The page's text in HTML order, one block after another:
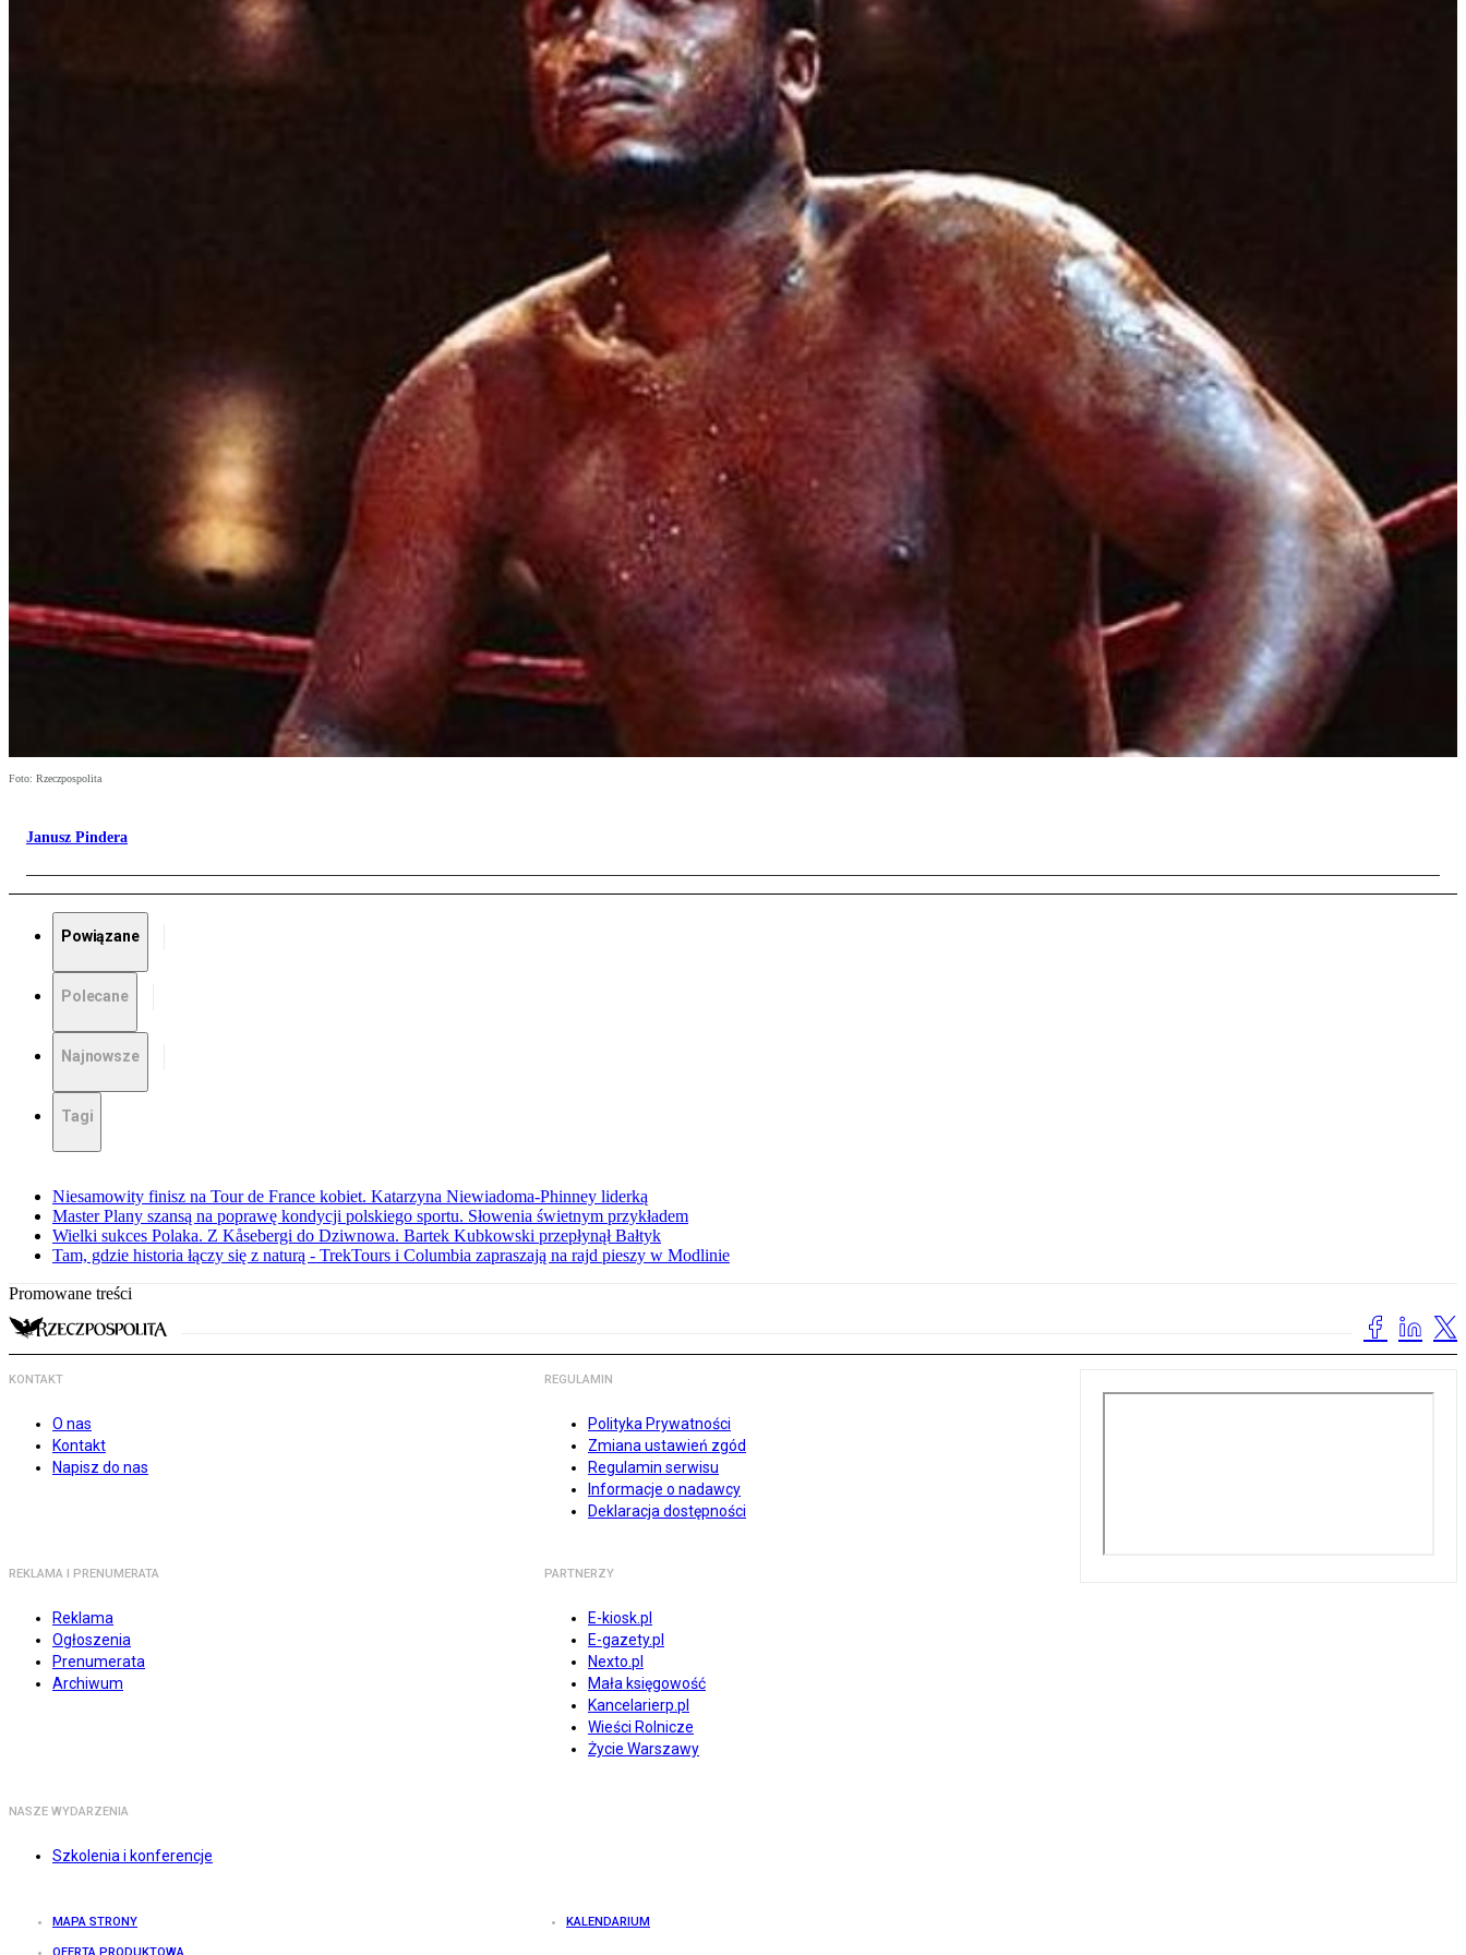
Foto: Rzeczpospolita
Janusz Pindera
Powiązane
Polecane
Najnowsze
Tagi
Niesamowity finisz na Tour de France kobiet. Katarzyna Niewiadoma-Phinney liderką
Master Plany szansą na poprawę kondycji polskiego sportu. Słowenia świetnym przykładem
Wielki sukces Polaka. Z Kåsebergi do Dziwnowa. Bartek Kubkowski przepłynął Bałtyk
Tam, gdzie historia łączy się z naturą - TrekTours i Columbia zapraszają na rajd pieszy w Modlinie
Promowane treści
KONTAKT
O nas
Kontakt
Napisz do nas
REGULAMIN
Polityka Prywatności
Zmiana ustawień zgód
Regulamin serwisu
Informacje o nadawcy
Deklaracja dostępności
REKLAMA I PRENUMERATA
Reklama
Ogłoszenia
Prenumerata
Archiwum
PARTNERZY
E-kiosk.pl
E-gazety.pl
Nexto.pl
Mała księgowość
Kancelarierp.pl
Wieści Rolnicze
Życie Warszawy
NASZE WYDARZENIA
Szkolenia i konferencje
MAPA STRONY KALENDARIUM